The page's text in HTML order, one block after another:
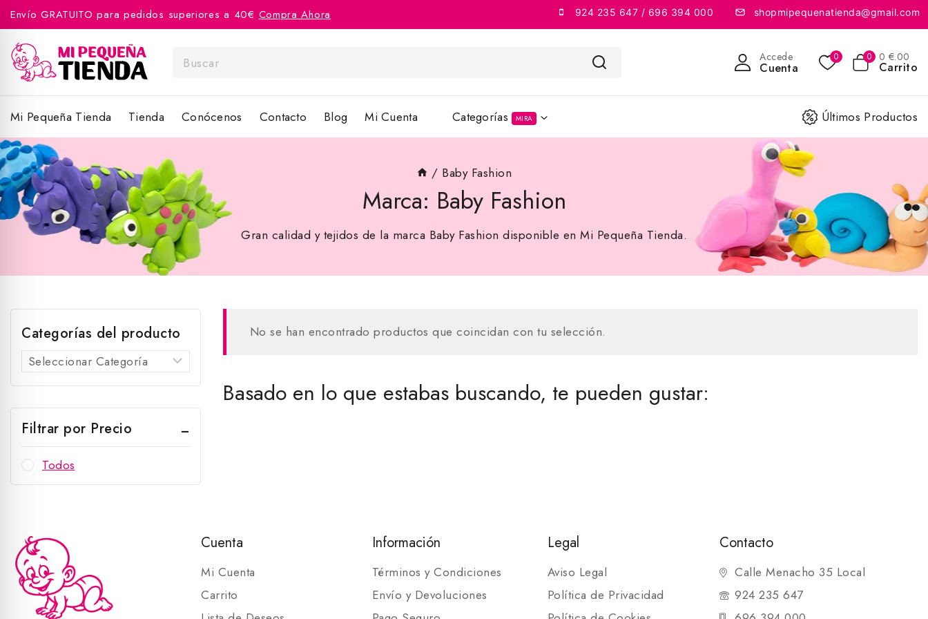
Envío GRATUITO para pedidos superiores a 40€ Compra Ahora 924 235 647 / 696 394 000 shopmipequenatienda@gmail.com
Accede
Cuenta
0 0 0 €.00
Carrito
Mi Pequeña Tienda Tienda Conócenos Contacto Blog Mi Cuenta Categorías MIRA Últimos Productos
/ Baby Fashion
Marca: Baby Fashion
Gran calidad y tejidos de la marca Baby Fashion disponible en Mi Pequeña Tienda.
No se han encontrado productos que coincidan con tu selección.
Basado en lo que estabas buscando, te pueden gustar:
Categorías del producto
Filtrar por Precio
Todos
Cuenta
Mi Cuenta
Carrito
Información
Términos y Condiciones
Envío y Devoluciones
Legal
Aviso Legal
Política de Privacidad
Contacto
Calle Menacho 35 Local
924 235 647